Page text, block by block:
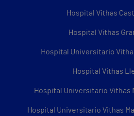
Hospital Vithas
Hospital Vithas
Hospital Universitario
Hospital Vithas
Hospital Universitario Vithas
Hospital Universitario Vithas